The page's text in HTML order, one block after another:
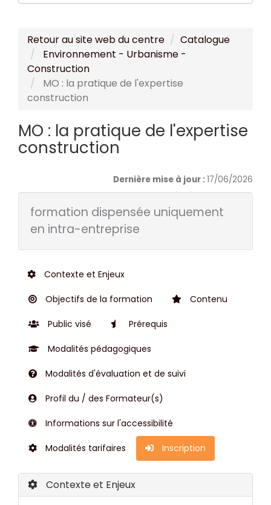
Retour au site web du centre
Catalogue
Environnement - Urbanisme -
Construction
MO : la pratique de l'expertise
construction
MO : la pratique de l'expertise
construction
Dernière mise à jour :17/06/2026
formation dispensée uniquement
en intra-entreprise
Contexte et Enjeux
Objectifs de la formation Contenu
Public visé Prérequis
Modalités pédagogiques
Modalités d'évaluation et de suivi
Profil du / des Formateur(s)
Informations sur l'accessibilité
Modalités tarifaires Inscription
Contexte et Enjeux